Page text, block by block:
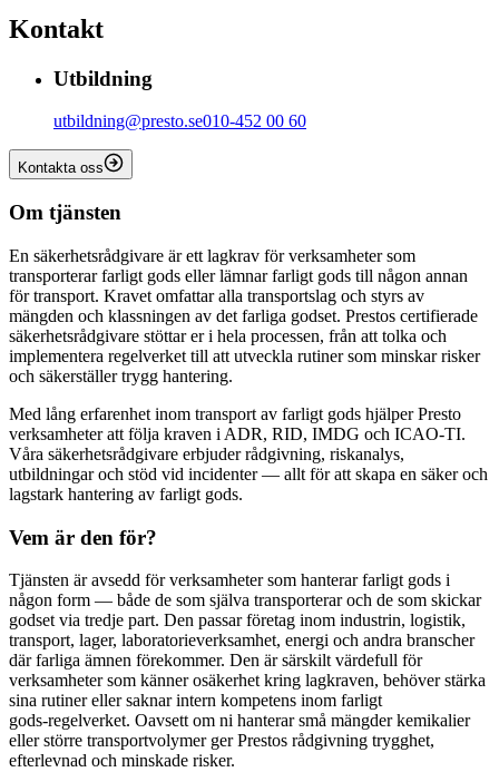
Kontakt
Utbildning
utbildning@presto.se010-452 00 60
Kontakta oss
Om tjänsten
En säkerhetsrådgivare är ett lagkrav för verksamheter som
transporterar farligt gods eller lämnar farligt gods till någon annan
för transport. Kravet omfattar alla transportslag och styrs av
mängden och klassningen av det farliga godset. Prestos certifierade
säkerhetsrådgivare stöttar er i hela processen, från att tolka och
implementera regelverket till att utveckla rutiner som minskar risker
och säkerställer trygg hantering.
Med lång erfarenhet inom transport av farligt gods hjälper Presto
verksamheter att följa kraven i ADR, RID, IMDG och ICAO-TI.
Våra säkerhetsrådgivare erbjuder rådgivning, riskanalys,
utbildningar och stöd vid incidenter — allt för att skapa en säker och
lagstark hantering av farligt gods.
Vem är den för?
Tjänsten är avsedd för verksamheter som hanterar farligt gods i
någon form — både de som själva transporterar och de som skickar
godset via tredje part. Den passar företag inom industrin, logistik,
transport, lager, laboratorieverksamhet, energi och andra branscher
där farliga ämnen förekommer. Den är särskilt värdefull för
verksamheter som känner osäkerhet kring lagkraven, behöver stärka
sina rutiner eller saknar intern kompetens inom farligt
gods‑regelverket. Oavsett om ni hanterar små mängder kemikalier
eller större transportvolymer ger Prestos rådgivning trygghet,
efterlevnad och minskade risker.